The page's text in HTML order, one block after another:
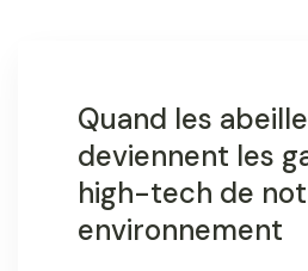
Quand les
deviennent les
high-tech de
environnement